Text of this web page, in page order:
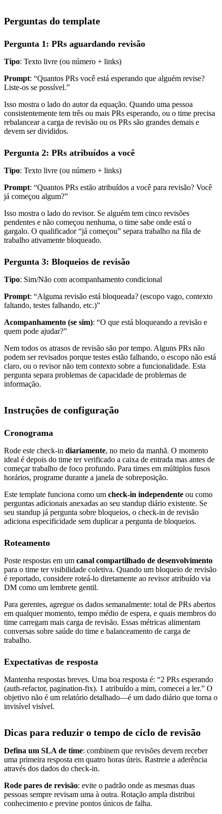
Perguntas do template
Pergunta 1: PRs aguardando revisão
Tipo: Texto livre (ou número + links)
Prompt: “Quantos PRs você está esperando que alguém revise?
Liste-os se possível.”
Isso mostra o lado do autor da equação. Quando uma pessoa
consistentemente tem três ou mais PRs esperando, ou o time precisa
rebalancear a carga de revisão ou os PRs são grandes demais e
devem ser divididos.
Pergunta 2: PRs atribuídos a você
Tipo: Texto livre (ou número + links)
Prompt: “Quantos PRs estão atribuídos a você para revisão? Você
já começou algum?”
Isso mostra o lado do revisor. Se alguém tem cinco revisões
pendentes e não começou nenhuma, o time sabe onde está o
gargalo. O qualificador “já começou” separa trabalho na fila de
trabalho ativamente bloqueado.
Pergunta 3: Bloqueios de revisão
Tipo: Sim/Não com acompanhamento condicional
Prompt: “Alguma revisão está bloqueada? (escopo vago, contexto
faltando, testes falhando, etc.)”
Acompanhamento (se sim): “O que está bloqueando a revisão e
quem pode ajudar?”
Nem todos os atrasos de revisão são por tempo. Alguns PRs não
podem ser revisados porque testes estão falhando, o escopo não está
claro, ou o revisor não tem contexto sobre a funcionalidade. Esta
pergunta separa problemas de capacidade de problemas de
informação.
Instruções de configuração
Cronograma
Rode este check-in diariamente, no meio da manhã. O momento
ideal é depois do time ter verificado a caixa de entrada mas antes de
começar trabalho de foco profundo. Para times em múltiplos fusos
horários, programe durante a janela de sobreposição.
Este template funciona como um check-in independente ou como
perguntas adicionais anexadas ao seu standup diário existente. Se
seu standup já pergunta sobre bloqueios, o check-in de revisão
adiciona especificidade sem duplicar a pergunta de bloqueios.
Roteamento
Poste respostas em um canal compartilhado de desenvolvimento
para o time ter visibilidade coletiva. Quando um bloqueio de revisão
é reportado, considere roteá-lo diretamente ao revisor atribuído via
DM como um lembrete gentil.
Para gerentes, agregue os dados semanalmente: total de PRs abertos
em qualquer momento, tempo médio de espera, e quais membros do
time carregam mais carga de revisão. Essas métricas alimentam
conversas sobre saúde do time e balanceamento de carga de
trabalho.
Expectativas de resposta
Mantenha respostas breves. Uma boa resposta é: “2 PRs esperando
(auth-refactor, pagination-fix). 1 atribuído a mim, comecei a ler.” O
objetivo não é um relatório detalhado—é um dado diário que torna o
invisível visível.
Dicas para reduzir o tempo de ciclo de revisão
Defina um SLA de time: combinem que revisões devem receber
uma primeira resposta em quatro horas úteis. Rastreie a aderência
através dos dados do check-in.
Rode pares de revisão: evite o padrão onde as mesmas duas
pessoas sempre revisam uma à outra. Rotação ampla distribui
conhecimento e previne pontos únicos de falha.